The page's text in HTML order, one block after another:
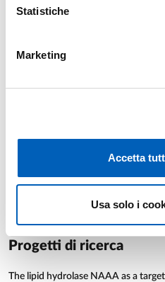
Statistiche
Marketing
Accetta
Usa solo i
Autori: Milani C.; Longhi G.; Alessandri
Autori: Cursaro I.; Ciccone V.; Tudino V.;
Butini S.; Carullo G.; Gemma S.; Campiani
Lista completa
Progetti di ricerca
The lipid hydrolase NAAA as a